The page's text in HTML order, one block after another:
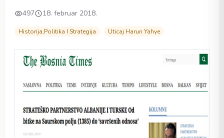
497 18. februar 2018.
Historija,Politika I Strategija Uticaj Harun Yahye